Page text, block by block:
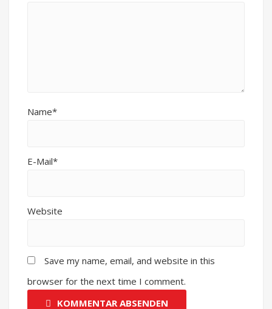
Name*
E-Mail*
Website
Save my name, email, and website in this
browser for the next time I comment.
KOMMENTAR ABSENDEN